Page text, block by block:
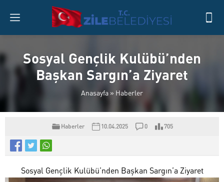
Sosyal Gençlik Kulübü’nden
Başkan Sargın’a Ziyaret
Anasayfa » Haberler
Haberler 10.04.2025 0 705
Sosyal Gençlik Kulübü’nden Başkan Sargın’a Ziyaret